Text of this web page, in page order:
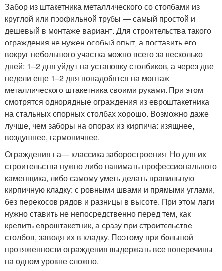
Забор из штакетника металлического со столбами из
круглой или профильной трубы — самый простой и
дешевый в монтаже вариант. Для строительства такого
ограждения не нужен особый опыт, а поставить его
вокруг небольшого участка можно всего за несколько
дней: 1–2 дня уйдут на установку столбиков, а через две
недели еще 1–2 дня понадобятся на монтаж
металлического штакетника своими руками. При этом
смотрятся однорядные ограждения из евроштакетника
на стальных опорных столбах хорошо. Возможно даже
лучше, чем заборы на опорах из кирпича: изящнее,
воздушнее, гармоничнее.
Ограждения на— классика заборостроения. Но для их
строительства нужно либо нанимать профессионального
каменщика, либо самому уметь делать правильную
кирпичную кладку: с ровными швами и прямыми углами,
без перекосов рядов и разницы в высоте. При этом лаги
нужно ставить не непосредственно перед тем, как
крепить евроштакетник, а сразу при строительстве
столбов, заводя их в кладку. Поэтому при большой
протяженности ограждения выдержать все поперечины
на одном уровне сложно.